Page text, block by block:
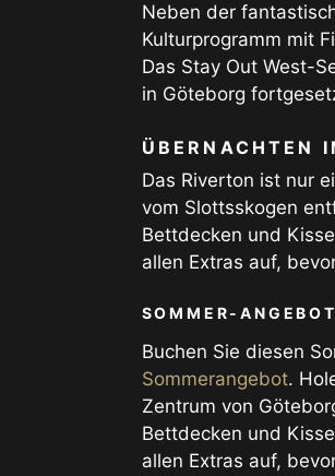
Neben der
Kulturprogramm mit
Das Stay Out West-
in Göteborg
ÜBERNACHTEN
Das Riverton ist nur
vom Slottsskogen
Bettdecken und
allen Extras auf,
SOMMER-ANGEBOT
Buchen Sie diesen
Sommerangebot.
Zentrum von
Bettdecken und
allen Extras auf,